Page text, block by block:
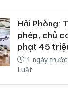
Hải Phòng:
phép, chủ
phạt 45
1 ngày trước
Luật